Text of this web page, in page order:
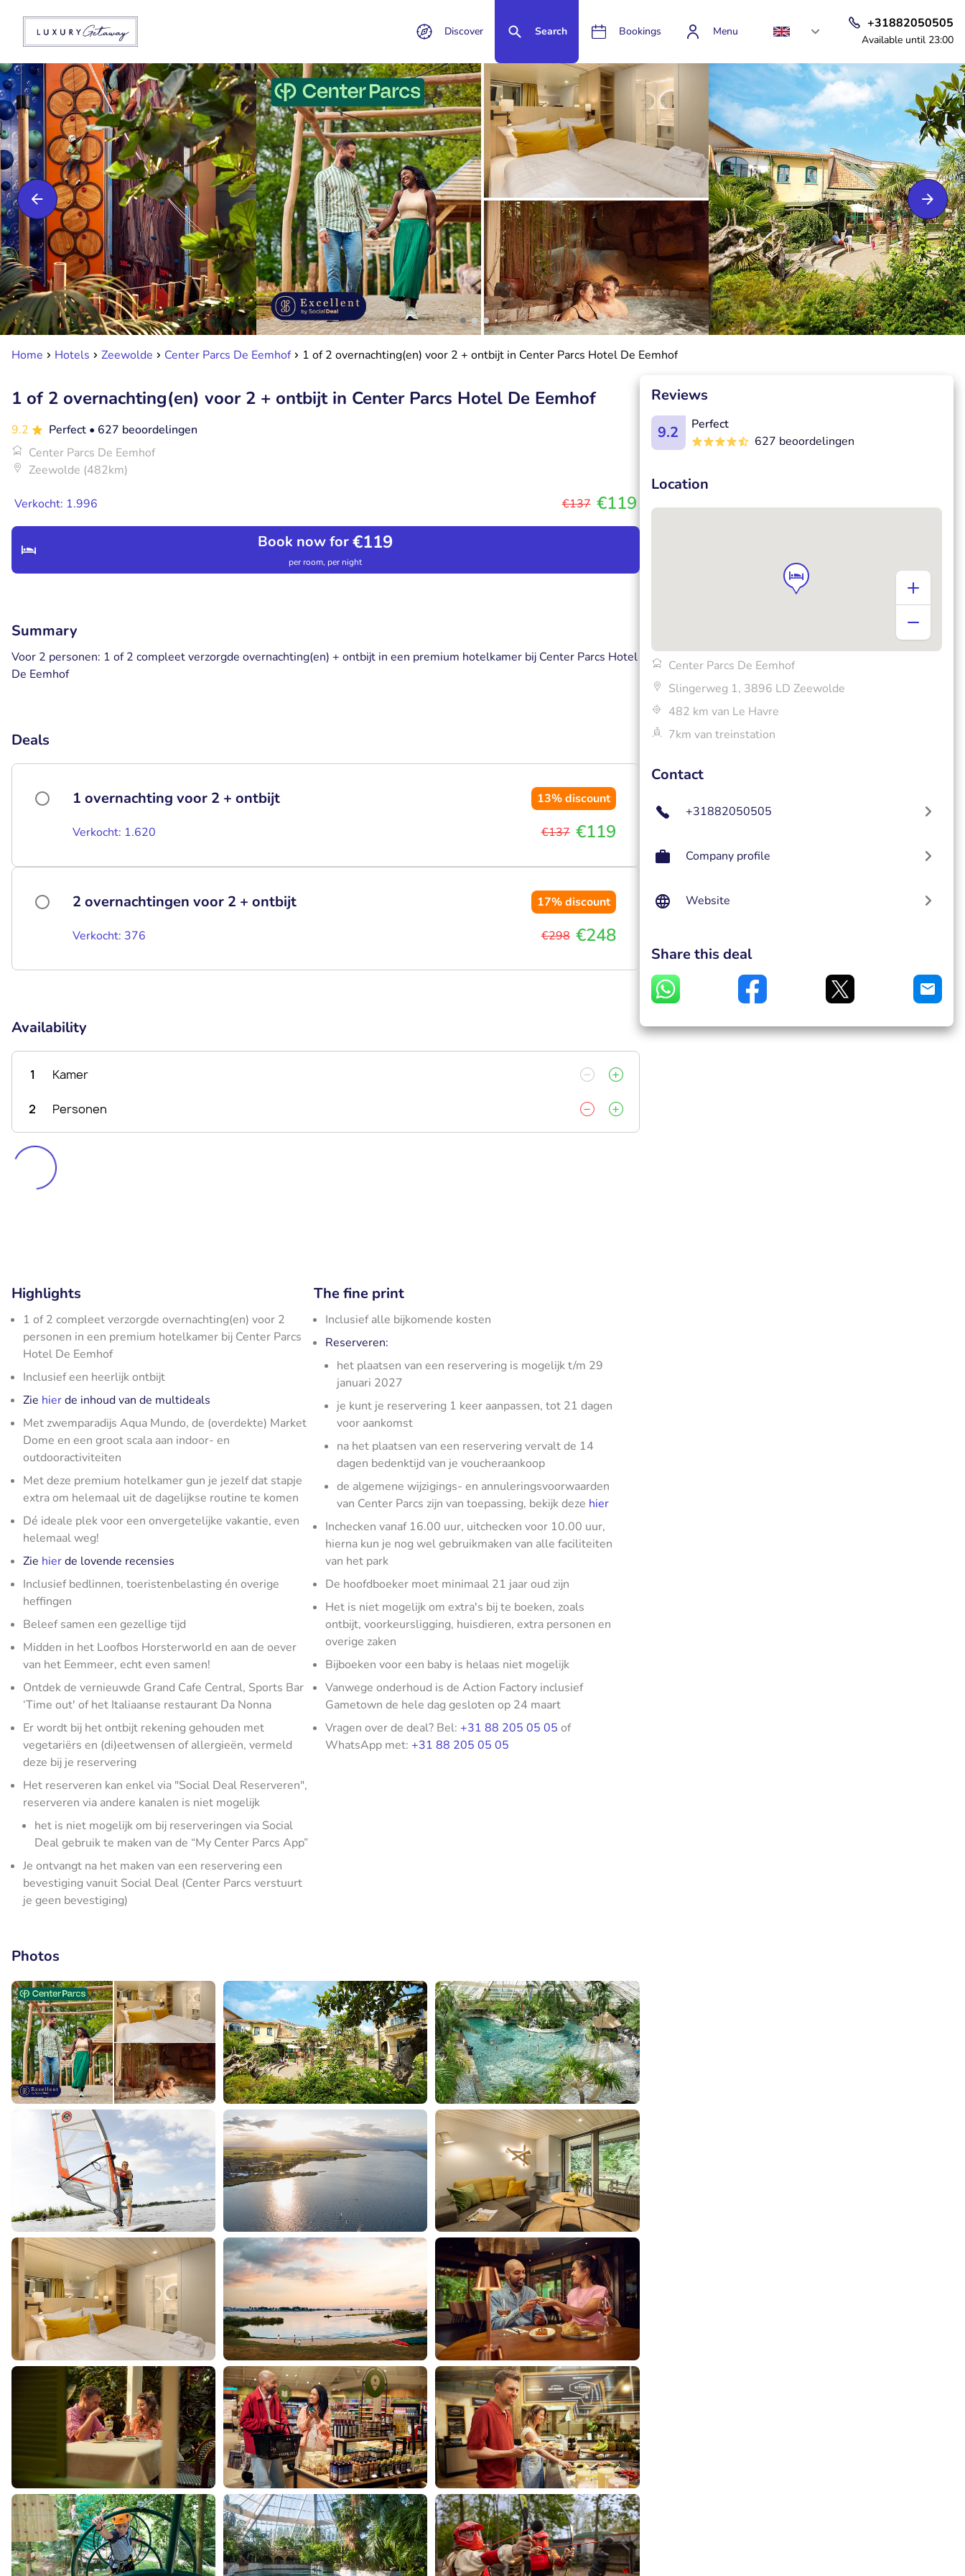
Discover Search Bookings Menu
+31882050505
Available until 23:00
Home Hotels Zeewolde Center Parcs De Eemhof 1 of 2 overnachting(en) voor 2 + ontbijt in Center Parcs Hotel De Eemhof
1 of 2 overnachting(en) voor 2 + ontbijt in Center Parcs Hotel De Eemhof
9.2 Perfect • 627 beoordelingen
Center Parcs De Eemhof
Zeewolde (482km)
Verkocht: 1.996 €137 €119
Book now for€119
per room, per night
Summary
Voor 2 personen: 1 of 2 compleet verzorgde overnachting(en) + ontbijt in een premium hotelkamer bij Center Parcs Hotel
De Eemhof
Deals
1 overnachting voor 2 + ontbijt 13%discount
Verkocht: 1.620 €137 €119
2 overnachtingen voor 2 + ontbijt 17%discount
Verkocht: 376 €298 €248
Availability
1 Kamer
2 Personen
Highlights
1 of 2 compleet verzorgde overnachting(en) voor 2
personen in een premium hotelkamer bij Center Parcs
Hotel De Eemhof
Inclusief een heerlijk ontbijt
Zie hierde inhoud van de multideals
Met zwemparadijs Aqua Mundo, de (overdekte) Market
Dome en een groot scala aan indoor- en
outdooractiviteiten
Met deze premium hotelkamer gun je jezelf dat stapje
extra om helemaal uit de dagelijkse routine te komen
Dé ideale plek voor een onvergetelijke vakantie, even
helemaal weg!
Zie hierde lovende recensies
Inclusief bedlinnen, toeristenbelasting én overige
heffingen
Beleef samen een gezellige tijd
Midden in het Loofbos Horsterworld en aan de oever
van het Eemmeer, echt even samen!
Ontdek de vernieuwde Grand Cafe Central, Sports Bar
‘Time out' of het Italiaanse restaurant Da Nonna
Er wordt bij het ontbijt rekening gehouden met
vegetariërs en (di)eetwensen of allergieën, vermeld
deze bij je reservering
Het reserveren kan enkel via "Social Deal Reserveren",
reserveren via andere kanalen is niet mogelijk
het is niet mogelijk om bij reserveringen via Social
Deal gebruik te maken van de “My Center Parcs App”
Je ontvangt na het maken van een reservering een
bevestiging vanuit Social Deal (Center Parcs verstuurt
je geen bevestiging)
The fine print
Inclusief alle bijkomende kosten
Reserveren:
het plaatsen van een reservering is mogelijk t/m 29
januari 2027
je kunt je reservering 1 keer aanpassen, tot 21 dagen
voor aankomst
na het plaatsen van een reservering vervalt de 14
dagen bedenktijd van je voucheraankoop
de algemene wijzigings- en annuleringsvoorwaarden
van Center Parcs zijn van toepassing, bekijk deze hier
Inchecken vanaf 16.00 uur, uitchecken voor 10.00 uur,
hierna kun je nog wel gebruikmaken van alle faciliteiten
van het park
De hoofdboeker moet minimaal 21 jaar oud zijn
Het is niet mogelijk om extra's bij te boeken, zoals
ontbijt, voorkeursligging, huisdieren, extra personen en
overige zaken
Bijboeken voor een baby is helaas niet mogelijk
Vanwege onderhoud is de Action Factory inclusief
Gametown de hele dag gesloten op 24 maart
Vragen over de deal? Bel: +31 88 205 05 05 of
WhatsApp met: +31 88 205 05 05
Photos
Reviews
9.2
Perfect
627 beoordelingen
Location
Center Parcs De Eemhof
Slingerweg 1, 3896 LD Zeewolde
482 km van Le Havre
7km van treinstation
Contact
+31882050505
Company profile
Website
Share this deal